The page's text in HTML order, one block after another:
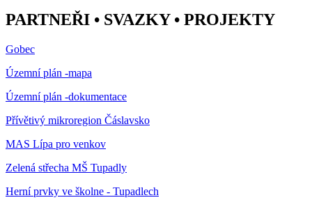
PARTNEŘI • SVAZKY • PROJEKTY
Gobec
Územní plán -mapa
Územní plán -dokumentace
Přívětivý mikroregion Čáslavsko
MAS Lípa pro venkov
Zelená střecha MŠ Tupadly
Herní prvky ve školne - Tupadlech